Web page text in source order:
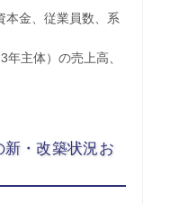
本金、従業員数、系
年主体）の売上高、
・改築状況お